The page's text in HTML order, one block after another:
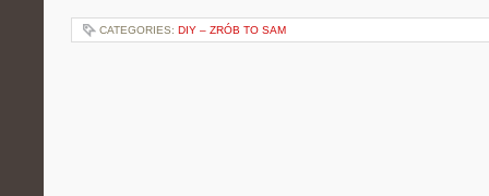
CATEGORIES: DIY – ZRÓB TO SAM